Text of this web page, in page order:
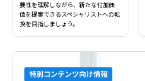
要性を理解しながら、新たな付加価
値を提案できるスペシャリストへの転
換を目指しましょう。
特別コンテンツ向け情報